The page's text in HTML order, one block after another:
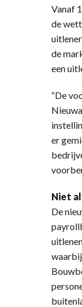
Vanaf
de
de
een
“De
er
Niet
De